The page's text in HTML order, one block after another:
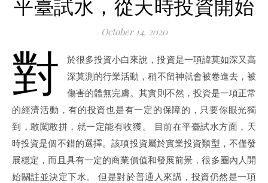
平臺試水，從天時投資開始
October 14, 2020
對
於很多投資小白來說，投資是一項諱莫如深又高
深莫測的行業活動，稍不留神就會被卷進去，被
傷害的體無完膚。其實則不然，投資是一項正常
的經濟活動，有的投資也是有一定的保障的，只要你眼光獨
到，敢闖敢拼，就一定能有收獲。 目前在平臺試水方面，天
時投資是個不錯的選擇。該項投資屬於實業投資類型，不僅發
展穩定，而且具有一定的商業價值和發展前景，很多圈內人開
始關註並決定下水。 但是對於普通人來講，投資仍然是一項